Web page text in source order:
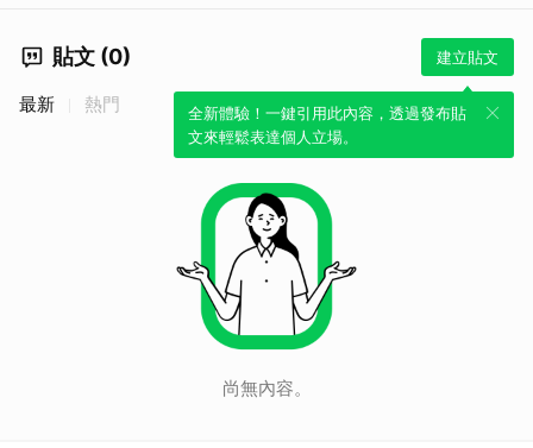
貼文 (0) 建立貼文
全新體驗！一鍵引用此內容，透過發布貼
文來輕鬆表達個人立場。
最新 熱門
尚無內容。
取消